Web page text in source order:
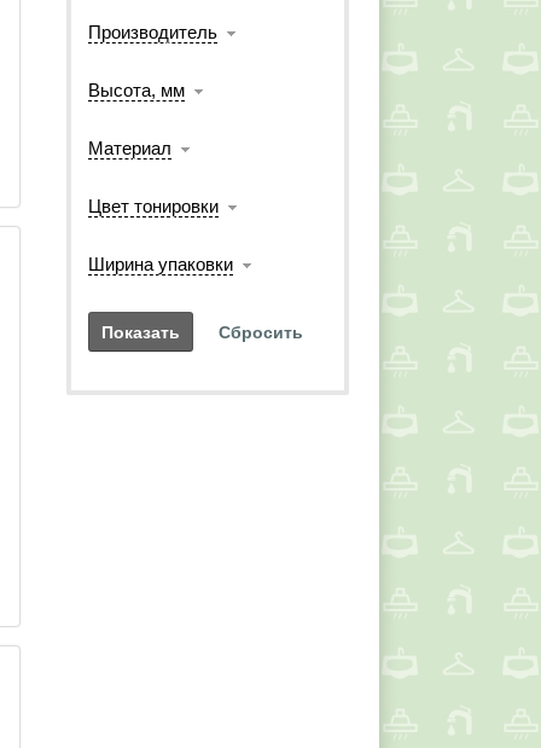
Производитель
Высота, мм
Материал
Цвет тонировки
Ширина упаковки